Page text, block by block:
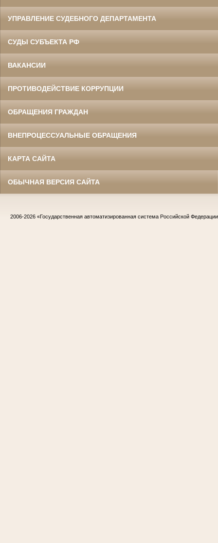
УПРАВЛЕНИЕ СУДЕБНОГО ДЕПАРТАМЕНТА
СУДЫ СУБЪЕКТА РФ
ВАКАНСИИ
ПРОТИВОДЕЙСТВИЕ КОРРУПЦИИ
ОБРАЩЕНИЯ ГРАЖДАН
ВНЕПРОЦЕССУАЛЬНЫЕ ОБРАЩЕНИЯ
КАРТА САЙТА
ОБЫЧНАЯ ВЕРСИЯ САЙТА
2006-2026 «Государственная автоматизированная система Российской